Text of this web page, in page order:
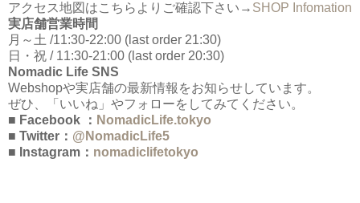
アクセス地図はこちらよりご確認下さい→ SHOP Infomation
実店舗営業時間
月～土 /11:30-22:00 (last order 21:30)
日・祝 / 11:30-21:00 (last order 20:30)
Nomadic Life SNS
Webshopや実店舗の最新情報をお知らせしています。
ぜひ、「いいね」やフォローをしてみてください。
■ Facebook ： NomadicLife.tokyo
■ Twitter： @NomadicLife5
■ Instagram： nomadiclifetokyo